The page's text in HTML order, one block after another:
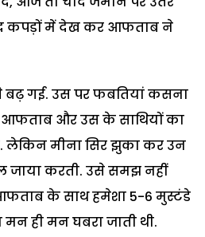
कपड़ों में देख कर आफताब ने
गई. उस पर फबतियां कसना
आफताब और उस के साथियों का
लेकिन मीना सिर झुका कर उन
जाया करती. उसे समझ नहीं
के साथ हमेशा 5-6 मुस्टंडे
ही मन घबरा जाती थी.